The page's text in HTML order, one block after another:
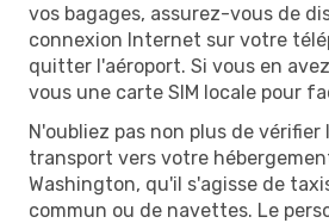
vos bagages, assurez-vous de
connexion Internet sur votre
quitter l'aéroport. Si vous en
vous une carte SIM locale pour
N'oubliez pas non plus de vérifier
transport vers votre
Washington, qu'il s'agisse de
commun ou de navettes. Le